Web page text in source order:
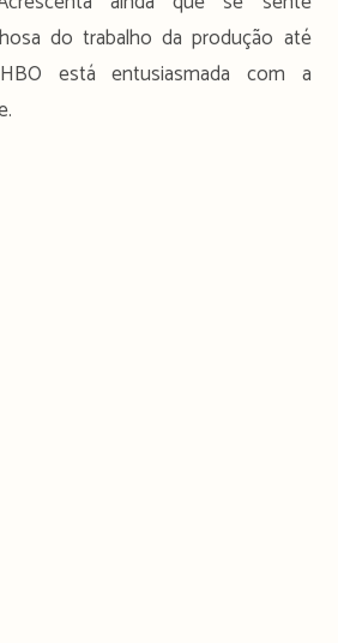
do trabalho da produção até
está entusiasmada com a